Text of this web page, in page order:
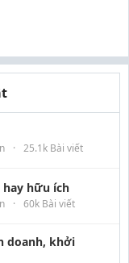
· 25.1k Bài viết
hay hữu ích
· 60k Bài viết
doanh, khởi